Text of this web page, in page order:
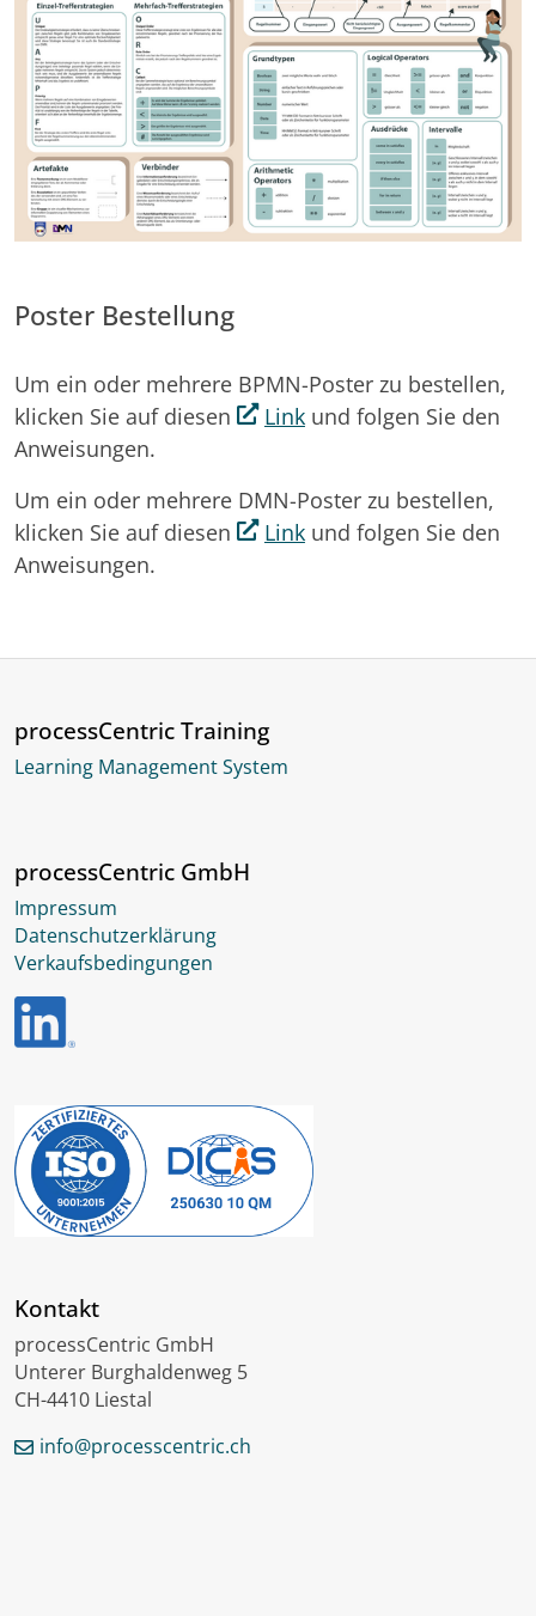
Poster Bestellung
Um ein oder mehrere BPMN-Poster zu bestellen,
klicken Sie auf diesen
Linkund folgen Sie den
Anweisungen.
Um ein oder mehrere DMN-Poster zu bestellen,
klicken Sie auf diesen
Linkund folgen Sie den
Anweisungen.
processCentric Training
Learning Management System
processCentric GmbH
Impressum
Datenschutzerklärung
Verkaufsbedingungen
Kontakt
processCentric GmbH
Unterer Burghaldenweg 5
CH-4410 Liestal
info@processcentric.ch